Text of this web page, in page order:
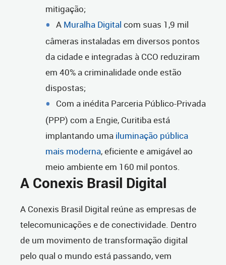
mitigação;
A Muralha Digital com suas 1,9 mil
câmeras instaladas em diversos pontos
da cidade e integradas à CCO reduziram
em 40% a criminalidade onde estão
dispostas;
Com a inédita Parceria Público-Privada
(PPP) com a Engie, Curitiba está
implantando uma iluminação pública
mais moderna, eficiente e amigável ao
meio ambiente em 160 mil pontos.
A Conexis Brasil Digital
A Conexis Brasil Digital reúne as empresas de
telecomunicações e de conectividade. Dentro
de um movimento de transformação digital
pelo qual o mundo está passando, vem